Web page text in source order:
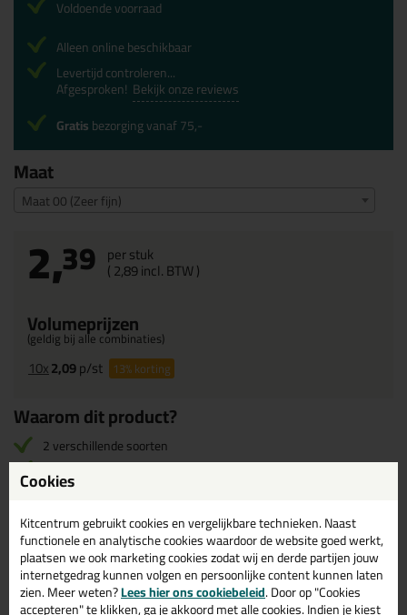
Maat
Maat 00 (Zeer fijn)
2,39 per stuk
(2,89incl. BTW )
Volumeprijzen
(geldig bij alle combinaties)
10x2,09p/st 13%korting
Voldoende voorraad
Alleen online beschikbaar
Levertijd controleren...
Afgesproken! Bekijk onze reviews
Gratisbezorging vanaf 75,-
Waarom dit product?
2 verschillende soorten
Heel veel toepassingen
Diverse oppervlakken
Omschrijving Reviews (0)
SAM Staalwol 3X30 gram in
Cookies
Kitcentrum gebruikt cookies en vergelijkbare technieken. Naast
functionele en analytische cookies waardoor de website goed werkt,
plaatsen we ook marketing cookies zodat wij en derde partijen jouw
internetgedrag kunnen volgen en persoonlijke content kunnen laten
zien. Meer weten?Lees hier ons cookiebeleid. Door op "Cookies
accepteren" te klikken, ga je akkoord met alle cookies. Indien je kiest